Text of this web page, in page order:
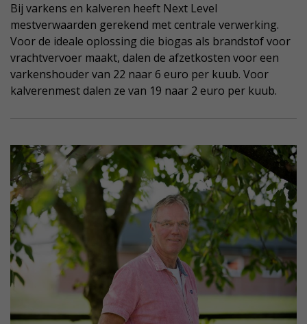
Bij varkens en kalveren heeft Next Level
mestverwaarden gerekend met centrale verwerking.
Voor de ideale oplossing die biogas als brandstof voor
vrachtvervoer maakt, dalen de afzetkosten voor een
varkenshouder van 22 naar 6 euro per kuub. Voor
kalverenmest dalen ze van 19 naar 2 euro per kuub.